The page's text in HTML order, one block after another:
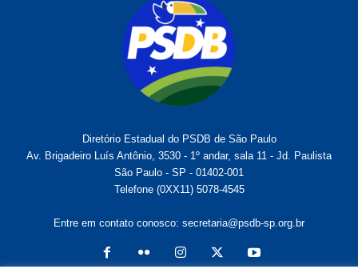
Diretório Estadual do PSDB de São Paulo
Av. Brigadeiro Luís Antônio, 3530 - 1º andar, sala 11 - Jd. Paulista
São Paulo - SP - 01402-001
Telefone (0XX11) 5078-4545
Entre em contato conosco: secretaria@psdb-sp.org.br